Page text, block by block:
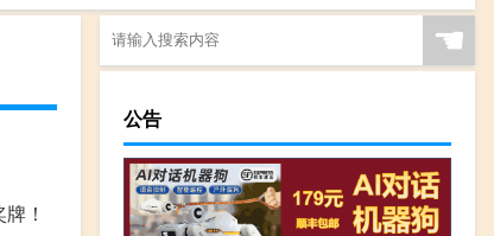
！
☚
公告